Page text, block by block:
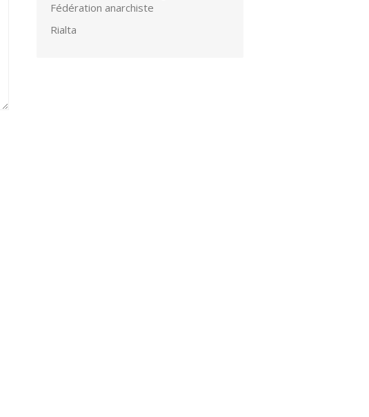
Fédération anarchiste
Rialta